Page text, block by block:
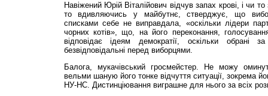
Навіжений Юрій Віталійович відчув запах крові, і чи
то вдивляючись у майбутнє, стверджує, що
списками себе не виправдала, «оскільки лідери
чорних котів», що, на його переконання,
відповідає ідеям демократії, оскільки обрані
безвідповідальні перед виборцями.
Балога, мукачівський гросмейстер. Не можу
вельми шаную його тонке відчуття ситуації, зокрема
НУ-НС. Дистинціювання виграшне для нього за всіх